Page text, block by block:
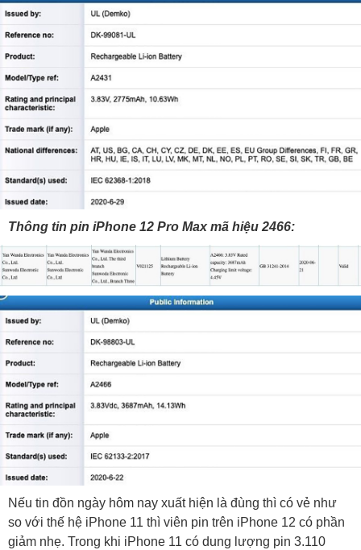
Thông tin pin iPhone 12 Pro Max mã hiệu 2466:
Nếu tin đồn ngày hôm nay xuất hiện là đùng thì có vẻ như
so với thế hệ iPhone 11 thì viên pin trên iPhone 12 có phần
giảm nhẹ. Trong khi iPhone 11 có dung lượng pin 3.110